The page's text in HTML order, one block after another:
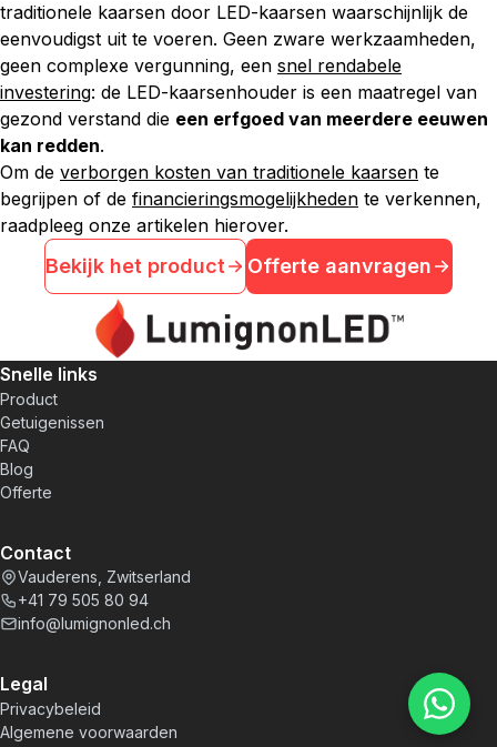
traditionele kaarsen door LED-kaarsen waarschijnlijk de
eenvoudigst uit te voeren. Geen zware werkzaamheden,
geen complexe vergunning, een snel rendabele
investering: de LED-kaarsenhouder is een maatregel van
gezond verstand die een erfgoed van meerdere eeuwen
kan redden.
Om de verborgen kosten van traditionele kaarsen te
begrijpen of de financieringsmogelijkheden te verkennen,
raadpleeg onze artikelen hierover.
Bekijk het product Offerte aanvragen
Snelle links
Product
Getuigenissen
FAQ
Blog
Offerte
Contact
Vauderens, Zwitserland
+41 79 505 80 94
info@lumignonled.ch
Legal
Privacybeleid
Algemene voorwaarden